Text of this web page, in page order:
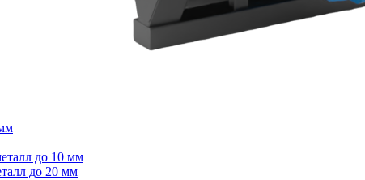
до 10 мм
до 20 мм